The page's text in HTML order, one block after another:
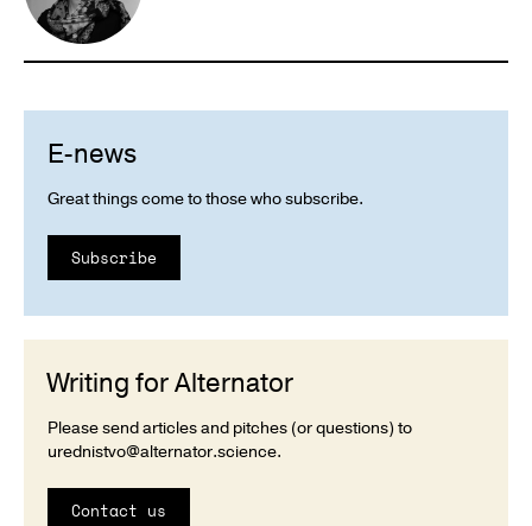
E-news
Great things come to those who subscribe.
Subscribe
Writing for Alternator
Please send articles and pitches (or questions) to
urednistvo@alternator.science.
Contact us